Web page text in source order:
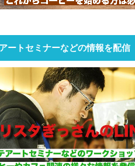
ートセミナーなどの情報を配信